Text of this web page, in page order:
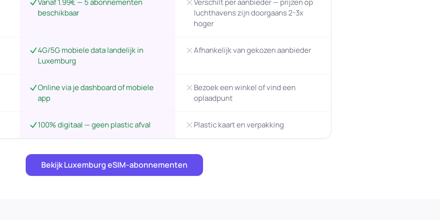
Vanaf 1.99€ — 5 abonnementen
beschikbaar
Verschilt per aanbieder — prijzen op
luchthavens zijn doorgaans 2-3x
hoger
4G/5G mobiele data landelijk in
Luxemburg
Afhankelijk van gekozen aanbieder
Online via je dashboard of mobiele
app
Bezoek een winkel of vind een
oplaadpunt
100% digitaal — geen plastic afval Plastic kaart en verpakking
Bekijk Luxemburg eSIM-abonnementen